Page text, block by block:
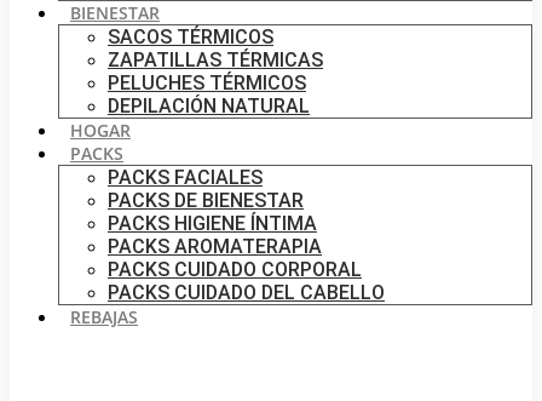
BIENESTAR
SACOS TÉRMICOS
ZAPATILLAS TÉRMICAS
PELUCHES TÉRMICOS
DEPILACIÓN NATURAL
HOGAR
PACKS
PACKS FACIALES
PACKS DE BIENESTAR
PACKS HIGIENE ÍNTIMA
PACKS AROMATERAPIA
PACKS CUIDADO CORPORAL
PACKS CUIDADO DEL CABELLO
REBAJAS